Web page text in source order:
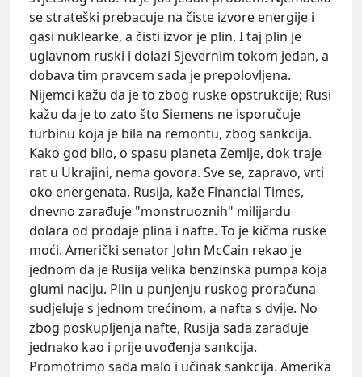
se strateški prebacuje na čiste izvore energije i
gasi nuklearke, a čisti izvor je plin. I taj plin je
uglavnom ruski i dolazi Sjevernim tokom jedan, a
dobava tim pravcem sada je prepolovljena.
Nijemci kažu da je to zbog ruske opstrukcije; Rusi
kažu da je to zato što Siemens ne isporučuje
turbinu koja je bila na remontu, zbog sankcija.
Kako god bilo, o spasu planeta Zemlje, dok traje
rat u Ukrajini, nema govora. Sve se, zapravo, vrti
oko energenata. Rusija, kaže Financial Times,
dnevno zarađuje "monstruoznih" milijardu
dolara od prodaje plina i nafte. To je kičma ruske
moći. Američki senator John McCain rekao je
jednom da je Rusija velika benzinska pumpa koja
glumi naciju. Plin u punjenju ruskog proračuna
sudjeluje s jednom trećinom, a nafta s dvije. No
zbog poskupljenja nafte, Rusija sada zarađuje
jednako kao i prije uvođenja sankcija.
Promotrimo sada malo i učinak sankcija. Amerika